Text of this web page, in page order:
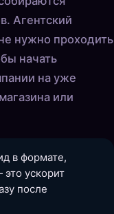
Агентский
нужно проходить
начать
на уже
или
в формате,
ускорит
после